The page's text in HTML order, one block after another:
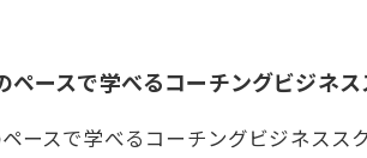
ペースで学べるコーチングビジネ
ースで学べるコーチングビジネスス